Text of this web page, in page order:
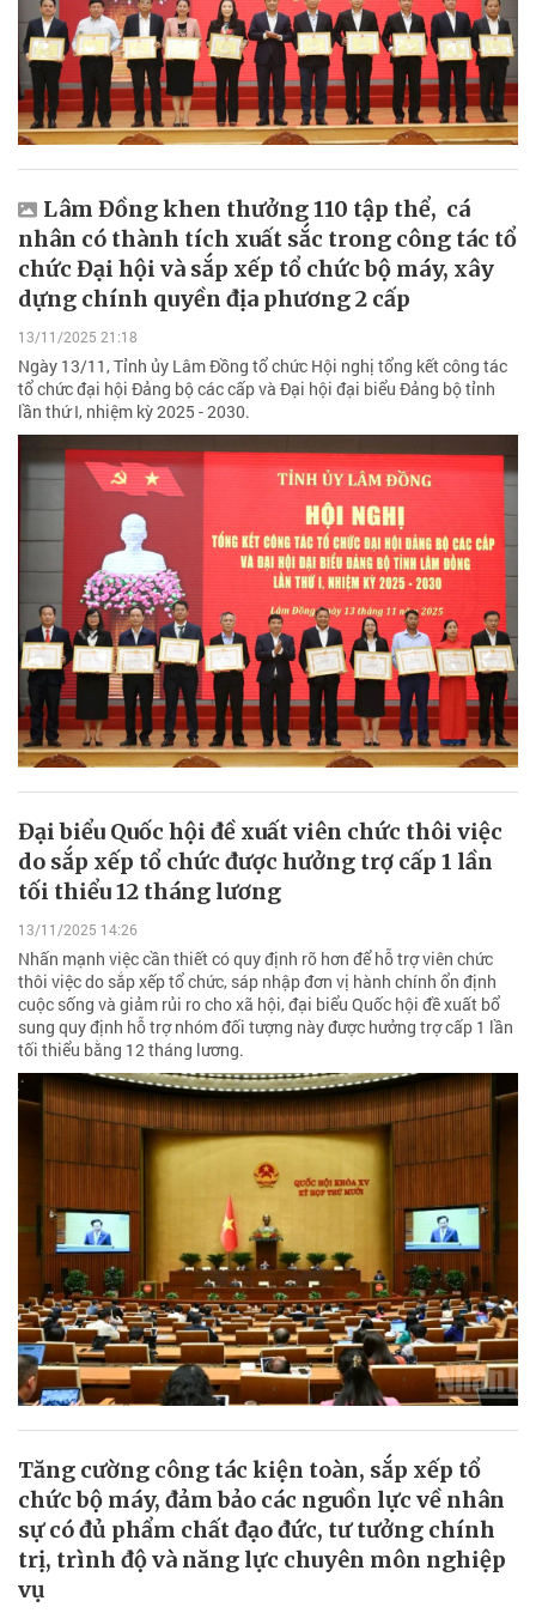
Lâm Đồng khen thưởng 110 tập thể, cá
nhân có thành tích xuất sắc trong công tác tổ
chức Đại hội và sắp xếp tổ chức bộ máy, xây
dựng chính quyền địa phương 2 cấp
13/11/2025 21:18
Ngày 13/11, Tỉnh ủy Lâm Đồng tổ chức Hội nghị tổng kết công tác
tổ chức đại hội Đảng bộ các cấp và Đại hội đại biểu Đảng bộ tỉnh
lần thứ I, nhiệm kỳ 2025 - 2030.
Đại biểu Quốc hội đề xuất viên chức thôi việc
do sắp xếp tổ chức được hưởng trợ cấp 1 lần
tối thiểu 12 tháng lương
13/11/2025 14:26
Nhấn mạnh việc cần thiết có quy định rõ hơn để hỗ trợ viên chức
thôi việc do sắp xếp tổ chức, sáp nhập đơn vị hành chính ổn định
cuộc sống và giảm rủi ro cho xã hội, đại biểu Quốc hội đề xuất bổ
sung quy định hỗ trợ nhóm đối tượng này được hưởng trợ cấp 1 lần
tối thiểu bằng 12 tháng lương.
Tăng cường công tác kiện toàn, sắp xếp tổ
chức bộ máy, đảm bảo các nguồn lực về nhân
sự có đủ phẩm chất đạo đức, tư tưởng chính
trị, trình độ và năng lực chuyên môn nghiệp
vụ